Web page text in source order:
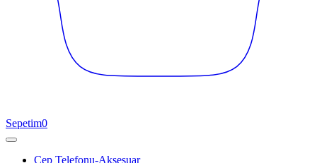
Sepetim0
Cep Telefonu-Aksesuar